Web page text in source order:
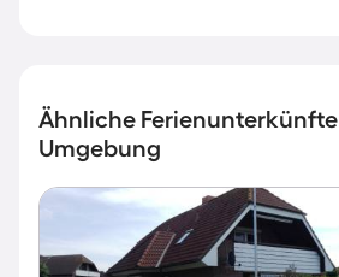
Ähnliche
Umgebung